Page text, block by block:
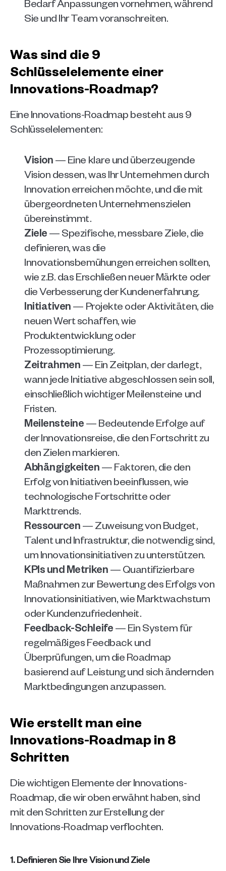
Bedarf Anpassungen vornehmen, während
Sie und Ihr Team voranschreiten.
Was sind die 9
Schlüsselelemente einer
Innovations-Roadmap?
Eine Innovations-Roadmap besteht aus 9
Schlüsselelementen:
Vision — Eine klare und überzeugende
Vision dessen, was Ihr Unternehmen durch
Innovation erreichen möchte, und die mit
übergeordneten Unternehmenszielen
übereinstimmt.
Ziele — Spezifische, messbare Ziele, die
definieren, was die
Innovationsbemühungen erreichen sollten,
wie z.B. das Erschließen neuer Märkte oder
die Verbesserung der Kundenerfahrung.
Initiativen — Projekte oder Aktivitäten, die
neuen Wert schaffen, wie
Produktentwicklung oder
Prozessoptimierung.
Zeitrahmen — Ein Zeitplan, der darlegt,
wann jede Initiative abgeschlossen sein soll,
einschließlich wichtiger Meilensteine und
Fristen.
Meilensteine — Bedeutende Erfolge auf
der Innovationsreise, die den Fortschritt zu
den Zielen markieren.
Abhängigkeiten — Faktoren, die den
Erfolg von Initiativen beeinflussen, wie
technologische Fortschritte oder
Markttrends.
Ressourcen — Zuweisung von Budget,
Talent und Infrastruktur, die notwendig sind,
um Innovationsinitiativen zu unterstützen.
KPIs und Metriken — Quantifizierbare
Maßnahmen zur Bewertung des Erfolgs von
Innovationsinitiativen, wie Marktwachstum
oder Kundenzufriedenheit.
Feedback-Schleife — Ein System für
regelmäßiges Feedback und
Überprüfungen, um die Roadmap
basierend auf Leistung und sich ändernden
Marktbedingungen anzupassen.
Wie erstellt man eine
Innovations-Roadmap in 8
Schritten
Die wichtigen Elemente der Innovations-
Roadmap, die wir oben erwähnt haben, sind
mit den Schritten zur Erstellung der
Innovations-Roadmap verflochten.
1. Definieren Sie Ihre Vision und Ziele